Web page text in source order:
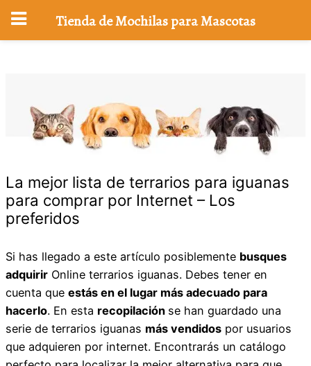
La mejor lista de terrarios para iguanas
para comprar por Internet – Los
preferidos
Si has llegado a este artículo posiblemente busques
adquirir Online terrarios iguanas. Debes tener en
cuenta que estás en el lugar más adecuado para
hacerlo. En esta recopilación se han guardado una
serie de terrarios iguanas más vendidos por usuarios
que adquieren por internet. Encontrarás un catálogo
Tienda de Mochilas para Mascotas